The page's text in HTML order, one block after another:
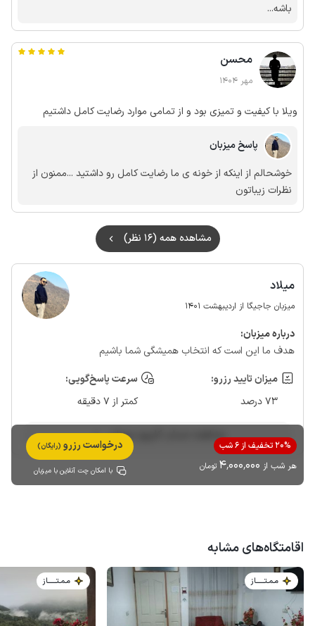
باشه...
محسن
مهر 1404
ویلا با کیفیت و تمیزی بود و از تمامی موارد رضایت کامل داشتیم
پاسخ میزبان
خوشحالم از اینکه از خونه ی ما رضایت کامل رو داشتید ...ممنون از
نظرات زیباتون
مشاهده همه (16 نظر)
میلاد
میزبان جاجیگا از اردیبهشت 1401
درباره‌ میزبان:
هدف ما این است که انتخاب همیشگی شما باشیم
میزان تایید رزرو:
73 درصد
سرعت پاسخ‌گویی:
کمتر از 7 دقیقه
مشاهده حساب کاربری میزبان
20% تخفیف از 6 شب
هر شب از 4٬000٬000 تومان
درخواست رزرو (رایگان)
با امکان چت آنلاین با میزبان
اقامتگاه‌های مشابه
مـمـتــــــاز مـمـتــــــاز